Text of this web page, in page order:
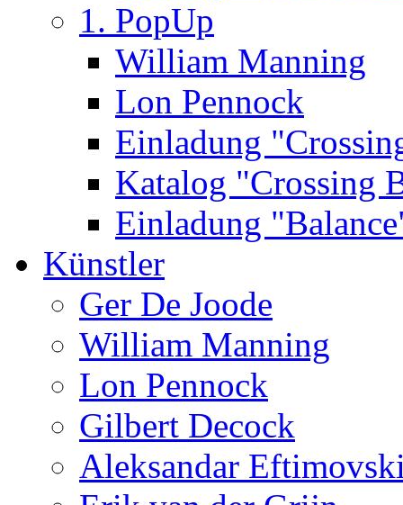
1. PopUp
William Manning
Lon Pennock
Einladung
Katalog "Crossing
Einladung
Künstler
Ger De Joode
William Manning
Lon Pennock
Gilbert Decock
Aleksandar